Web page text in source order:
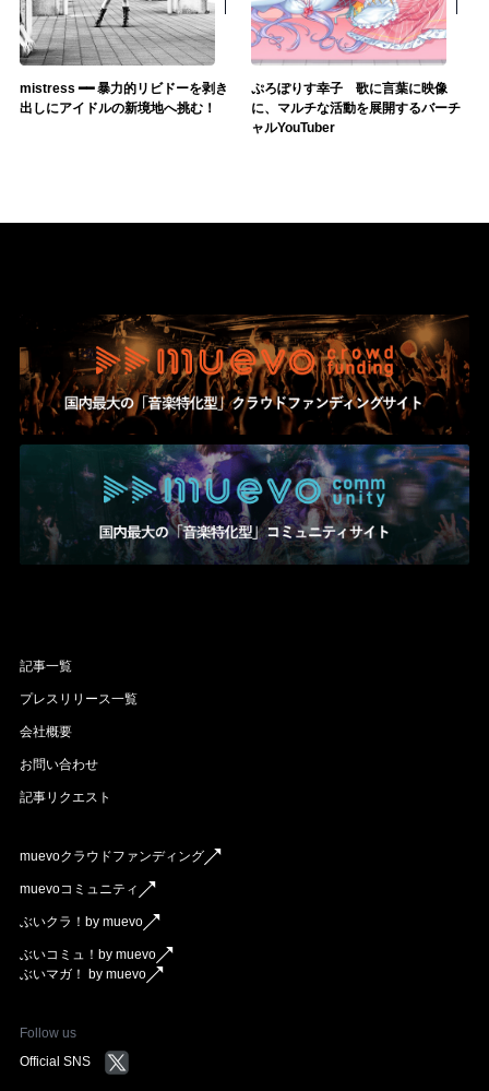
mistress ━━ 暴力的リビドーを剥き
出しにアイドルの新境地へ挑む！
ぷろぽりす幸子 歌に言葉に映像
に、マルチな活動を展開するバーチ
ャルYouTuber
記事一覧
プレスリリース一覧
会社概要
お問い合わせ
記事リクエスト
muevoクラウドファンディング
muevoコミュニティ
ぶいクラ！by muevo
ぶいコミュ！by muevo
ぶいマガ！ by muevo
Follow us
Official SNS